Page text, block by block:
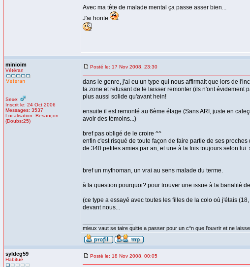
Avec ma tête de malade mental ça passe asser bien...
J'ai honte
minioim
Vétéran
Sexe:
Inscrit le: 24 Oct 2006
Messages: 3537
Localisation: Besançon
(Doubs:25)
Posté le: 17 Nov 2008, 23:30
dans le genre, j'ai eu un type qui nous affirmait que lors de
la zone et refusant de le laisser remonter (ils n'ont
plus aussi solide qu'avant hein!
ensuite il est remonté au 6ème étage (Sans ARI, juste en
avoir des témoins...)
bref pas obligé de le croire ^^
enfin c'est risqué de toute façon de faire partie de ses
de 340 petites amies par an, et une à la fois toujours selon
bref un mythoman, un vrai au sens malade du terme.
à la question pourquoi? pour trouver une issue à la banalité
(ce type a essayé avec toutes les filles de la colo où j'étais
devant nous...
mieux vaut se taire quitte a passer pour un c*n que l'ouvrir et ne
syldeg59
Habitué
Posté le: 18 Nov 2008, 00:05